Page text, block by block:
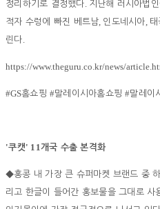
정리하기로 결정했다. 지난해 러시아법
적자 수렁에 빠진 베트남, 인도네시아,
린다.
https://www.theguru.co.kr/news/
#GS홈쇼핑#말레이시아홈쇼핑#말레이
'쿠캣' 11개국 수출 본격화
◆홍콩 내 가장 큰 슈퍼마켓 브랜드 중
리고 한글이 들어간 홍보물을 그대로 사